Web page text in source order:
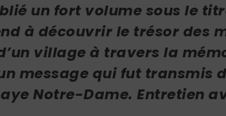
un fort volume sous le
à découvrir le trésor des
village à travers la
message qui fut transmis
Notre-Dame. Entretien